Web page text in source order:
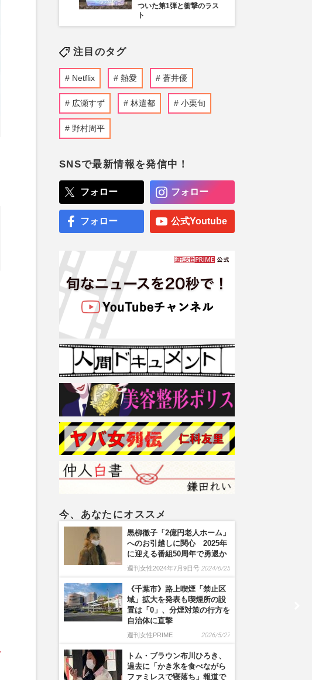
ついた第1弾と衝撃のラス
ト
注目のタグ
Netflix 熱愛 蒼井優
広瀬すず 林遣都 小栗旬
野村周平
SNSで最新情報を発信中！
フォロー フォロー
フォロー 公式Youtube
今、あなたにオススメ
黒柳徹子「2億円老人ホーム」
へのお引越しに関心 2025年
に迎える番組50周年で勇退か
週刊女性2024年7月9日号 2024/6/25
《千葉市》路上喫煙「禁止区
域」拡大を発表も喫煙所の設
置は「0」、分煙対策の行方を
自治体に直撃
週刊女性PRIME 2026/5/27
トム・ブラウン布川ひろき、
過去に「かき氷を食べながら
ファミレスで寝落ち」報道で